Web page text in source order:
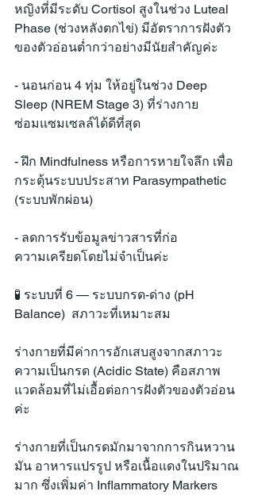
หญิงที่มีระดับ Cortisol สูงในช่วง Luteal
Phase (ช่วงหลังตกไข่) มีอัตราการฝังตัว
ของตัวอ่อนต่ำกว่าอย่างมีนัยสำคัญค่ะ
- นอนก่อน 4 ทุ่ม ให้อยู่ในช่วง Deep
Sleep (NREM Stage 3) ที่ร่างกาย
ซ่อมแซมเซลล์ได้ดีที่สุด
- ฝึก Mindfulness หรือการหายใจลึก เพื่อ
กระตุ้นระบบประสาท Parasympathetic
(ระบบพักผ่อน)
- ลดการรับข้อมูลข่าวสารที่ก่อ
ความเครียดโดยไม่จำเป็นค่ะ
🧪 ระบบที่ 6 — ระบบกรด-ด่าง (pH
Balance)  สภาวะที่เหมาะสม
ร่างกายที่มีค่าการอักเสบสูงจากสภาวะ
ความเป็นกรด (Acidic State) คือสภาพ
แวดล้อมที่ไม่เอื้อต่อการฝังตัวของตัวอ่อน
ค่ะ
ร่างกายที่เป็นกรดมักมาจากการกินหวาน
มัน อาหารแปรรูป หรือเนื้อแดงในปริมาณ
มาก ซึ่งเพิ่มค่า Inflammatory Markers